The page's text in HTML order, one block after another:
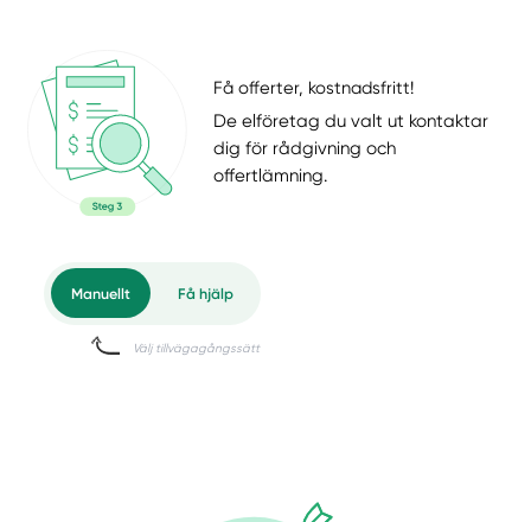
Få offerter, kostnadsfritt!
De elföretag du valt ut kontaktar
dig för rådgivning och
offertlämning.